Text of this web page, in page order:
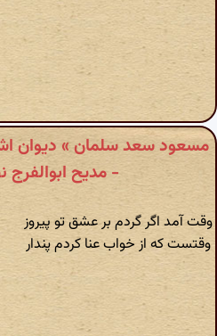
- مدیح
وقت آمد اگر گردم بر عشق تو پیروز
وقتست که از خواب عنا کردم پندار